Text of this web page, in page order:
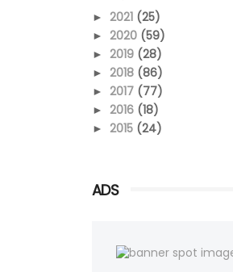
► 2021 (25)
► 2020 (59)
► 2019 (28)
► 2018 (86)
► 2017 (77)
► 2016 (18)
► 2015 (24)
ADS